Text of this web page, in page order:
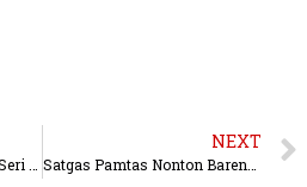
PrivyID Peroleh Investasi Seri A2 dari Telkomsel Mitra Inovasi
NEXT
Satgas Pamtas Nonton Bareng Siswa SMA 1 Long Bagun Film G-30 S/PKI